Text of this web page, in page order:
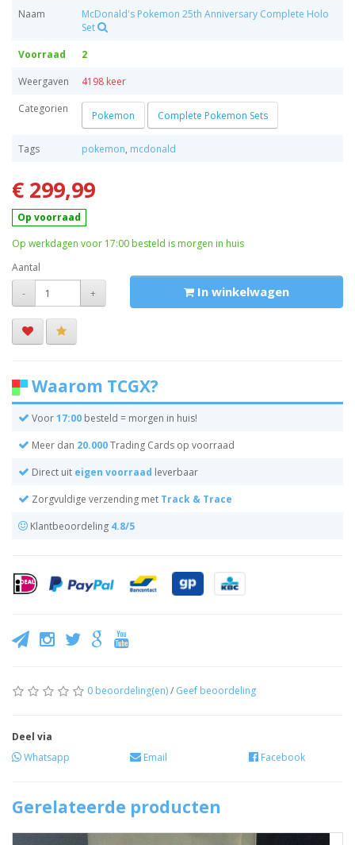
Naam
McDonald's Pokemon 25th Anniversary Complete Holo
Set
Voorraad
2
Weergaven
4198 keer
Categorien
Pokemon Complete Pokemon Sets
Tags pokemon, mcdonald
€ 299,99
Op voorraad
Op werkdagen voor 17:00 besteld is morgen in huis
Aantal
-
+ In winkelwagen
Waarom TCGX?
Voor17:00 besteld = morgen in huis!
Meer dan 20.000Trading Cards op voorraad
Direct uit eigen voorraad leverbaar
Zorgvuldige verzending met Track & Trace
Klantbeoordeling 4.8/5
0 beoordeling(en)/ Geef beoordeling
Deel via
Whatsapp
Email Facebook
Gerelateerde producten